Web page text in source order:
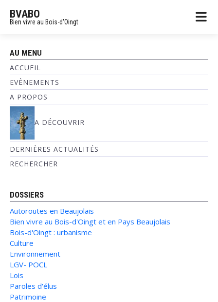
BVABO
Bien vivre au Bois-d'Oingt
AU MENU
ACCUEIL
EVÈNEMENTS
A PROPOS
A DÉCOUVRIR
DERNIÈRES ACTUALITÉS
RECHERCHER
DOSSIERS
Autoroutes en Beaujolais
Bien vivre au Bois-d'Oingt et en Pays Beaujolais
Bois-d'Oingt : urbanisme
Culture
Environnement
LGV- POCL
Lois
Paroles d'élus
Patrimoine